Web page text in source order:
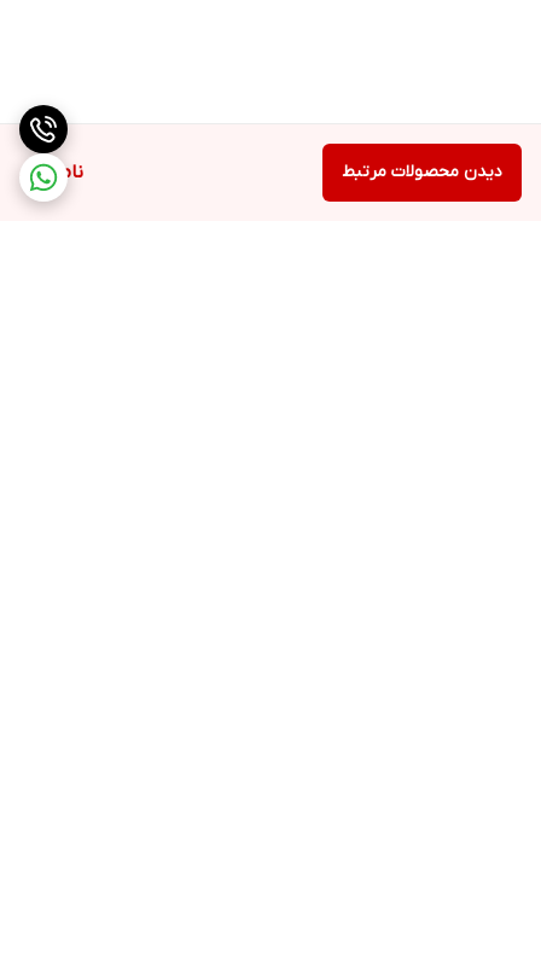
ناموجود دیدن محصولات مرتبط